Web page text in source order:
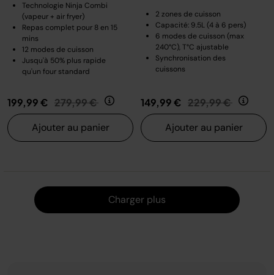
Technologie Ninja Combi
(vapeur + air fryer)
Repas complet pour 8 en 15
mins
12 modes de cuisson
Jusqu'à 50% plus rapide
qu'un four standard
199,99 € Prix réduit de
279,99 € au
Ajouter au panier
2 zones de cuisson
Capacité: 9.5L (4 à 6 pers)
6 modes de cuisson (max
240°C), T°C ajustable
Synchronisation des
cuissons
149,99 € Prix réduit de
229,99 € au
Ajouter au panier
Charger plus